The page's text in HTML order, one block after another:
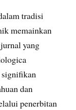
tradisi
memainkan
yang
signifikan
dan
penerbitan